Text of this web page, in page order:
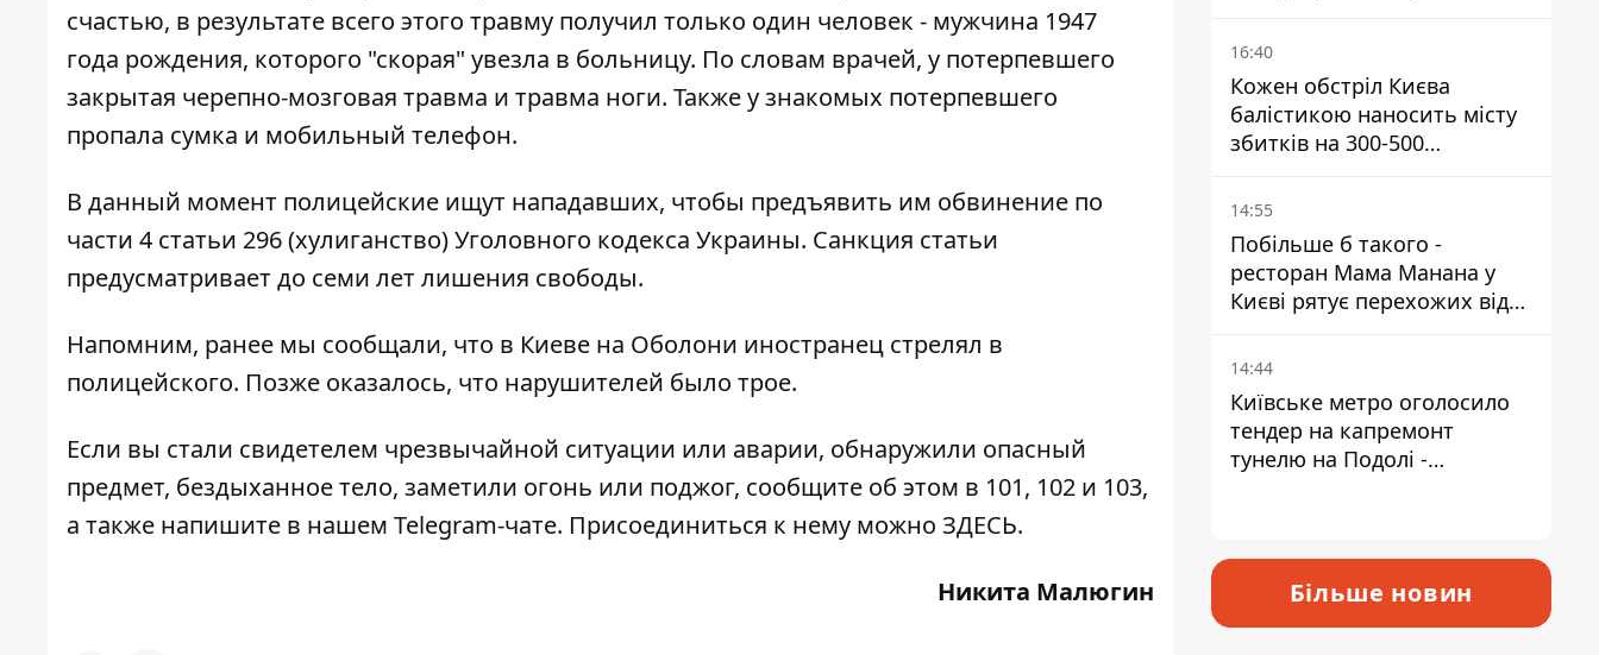
счастью, в результате всего этого травму получил только один человек - мужчина 1947
года рождения, которого "скорая" увезла в больницу. По словам врачей, у потерпевшего
закрытая черепно-мозговая травма и травма ноги. Также у знакомых потерпевшего
пропала сумка и мобильный телефон.
В данный момент полицейские ищут нападавших, чтобы предъявить им обвинение по
части 4 статьи 296 (хулиганство) Уголовного кодекса Украины. Санкция статьи
предусматривает до семи лет лишения свободы.
Напомним, ранее мы сообщали, что в Киеве на Оболони иностранец стрелял в
полицейского. Позже оказалось, что нарушителей было трое.
Если вы стали свидетелем чрезвычайной ситуации или аварии, обнаружили опасный
предмет, бездыханное тело, заметили огонь или поджог, сообщите об этом в 101, 102 и 103,
а также напишите в нашем Telegram-чате. Присоединиться к нему можно ЗДЕСЬ.
Никита Малюгин
16:40
Кожен обстріл Києва
балістикою наносить місту
збитків на 300-500
мільйонів - Петро
Пантелеєв
14:55
Побільше б такого -
ресторан Мама Манана у
Києві рятує перехожих від
спеки
14:44
Київське метро оголосило
тендер на капремонт
тунелю на Подолі -
Більше новин